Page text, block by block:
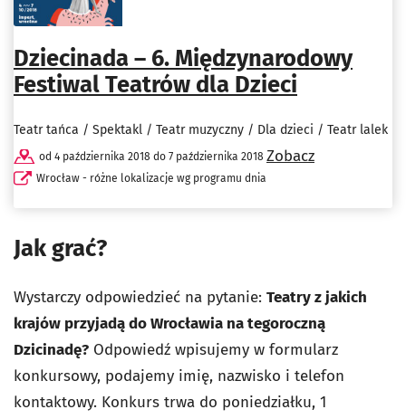
Dziecinada – 6. Międzynarodowy
Festiwal Teatrów dla Dzieci
Teatr tańca / Spektakl / Teatr muzyczny / Dla dzieci / Teatr lalek
od 4 października 2018 do 7 października 2018
Wrocław - różne lokalizacje wg programu dnia
Zobacz
Jak grać?
Wystarczy odpowiedzieć na pytanie: Teatry z jakich
krajów przyjadą do Wrocławia na tegoroczną
Dzicinadę? Odpowiedź wpisujemy w formularz
konkursowy, podajemy imię, nazwisko i telefon
kontaktowy. Konkurs trwa do poniedziałku, 1